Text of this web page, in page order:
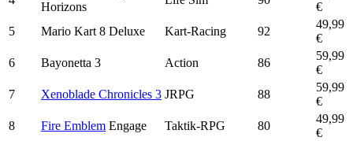
Horizons
€
5
Mario Kart 8 Deluxe Kart-Racing 92
49,99
€
6
Bayonetta 3 Action 86
59,99
€
7
Xenoblade Chronicles 3 JRPG 88
59,99
€
8
Fire Emblem Engage Taktik-RPG 80
49,99
€